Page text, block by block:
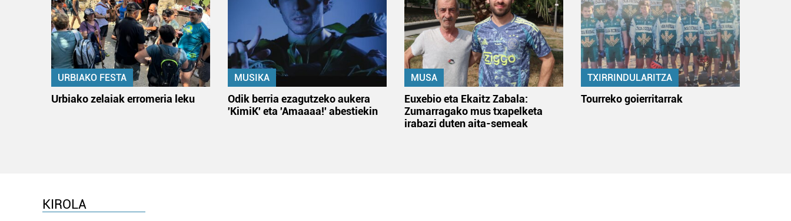
URBIAKO FESTA
Urbiako zelaiak erromeria leku
MUSIKA
Odik berria ezagutzeko aukera
'KimiK' eta 'Amaaaa!' abestiekin
MUSA
Euxebio eta Ekaitz Zabala:
Zumarragako mus txapelketa
irabazi duten aita-semeak
TXIRRINDULARITZA
Tourreko goierritarrak
KIROLA